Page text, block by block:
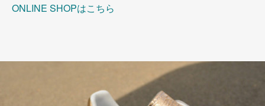
ONLINE SHOPはこちら